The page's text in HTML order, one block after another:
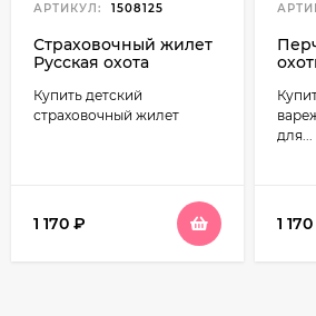
АРТИКУЛ: 1508125
Страховочный жилет
Русская охота
40 кг)
Купить детский
страховочный жилет
1 170 ₽
для...
1 170